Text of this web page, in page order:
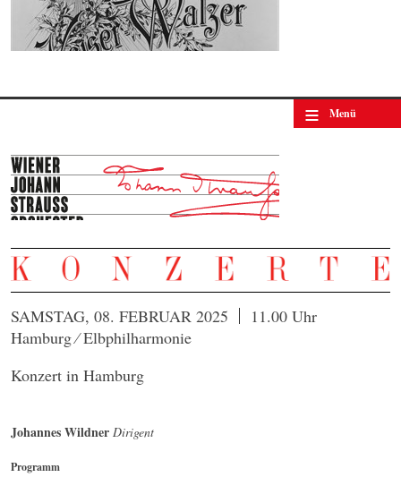
≡ Menü
SAMSTAG, 08. FEBRUAR 2025
11.00 Uhr
Hamburg ⁄ Elbphilharmonie
Konzert in Hamburg
Johannes Wildner Dirigent
Programm